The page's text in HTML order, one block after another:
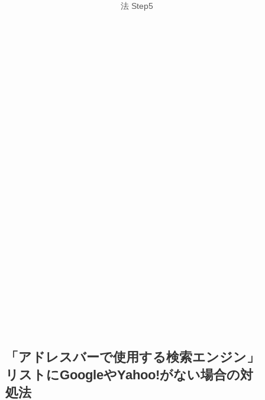
法 Step5
「アドレスバーで使用する検索エンジン」
リストにGoogleやYahoo!がない場合の対
処法